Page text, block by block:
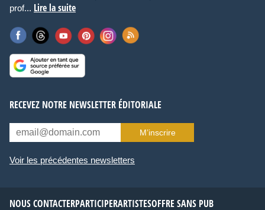
prof... Lire la suite
RECEVEZ NOTRE NEWSLETTER ÉDITORIALE
M’inscrire
Voir les précédentes newsletters
NOUS CONTACTERPARTICIPERARTISTESOFFRE SANS PUB